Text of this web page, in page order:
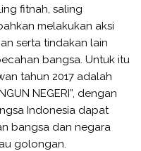
fitnah, saling
melakukan aksi
serta tindakan lain
bangsa. Untuk itu
tahun 2017 adalah
NEGERI”, dengan
Indonesia dapat
bangsa dan negara
golongan.